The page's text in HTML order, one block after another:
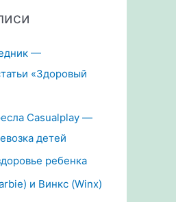
—
«Здоровый
Casualplay —
детей
ребенка
и Винкс (Winx)